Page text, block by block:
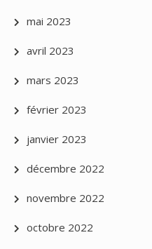
mai 2023
avril 2023
mars 2023
février 2023
janvier 2023
décembre 2022
novembre 2022
octobre 2022